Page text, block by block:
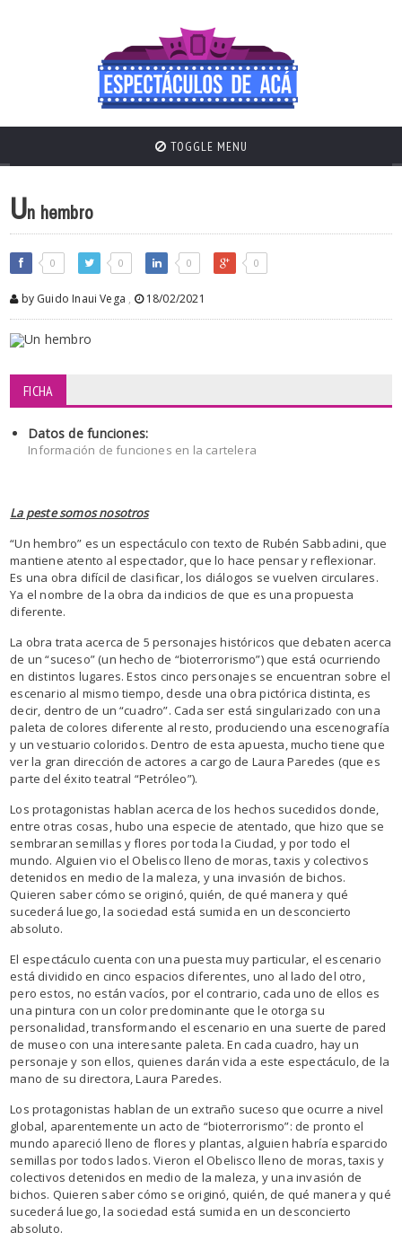
TOGGLE MENU
Un hembro
0 0 0 0
by Guido Inaui Vega , 18/02/2021
FICHA
Datos de funciones:
Información de funciones en la cartelera
La peste somos nosotros
“Un hembro” es un espectáculo con texto de Rubén Sabbadini, que
mantiene atento al espectador, que lo hace pensar y reflexionar.
Es una obra difícil de clasificar, los diálogos se vuelven circulares.
Ya el nombre de la obra da indicios de que es una propuesta
diferente.
La obra trata acerca de 5 personajes históricos que debaten acerca
de un “suceso” (un hecho de “bioterrorismo”) que está ocurriendo
en distintos lugares. Estos cinco personajes se encuentran sobre el
escenario al mismo tiempo, desde una obra pictórica distinta, es
decir, dentro de un “cuadro”. Cada ser está singularizado con una
paleta de colores diferente al resto, produciendo una escenografía
y un vestuario coloridos. Dentro de esta apuesta, mucho tiene que
ver la gran dirección de actores a cargo de Laura Paredes (que es
parte del éxito teatral “Petróleo”).
Los protagonistas hablan acerca de los hechos sucedidos donde,
entre otras cosas, hubo una especie de atentado, que hizo que se
sembraran semillas y flores por toda la Ciudad, y por todo el
mundo. Alguien vio el Obelisco lleno de moras, taxis y colectivos
detenidos en medio de la maleza, y una invasión de bichos.
Quieren saber cómo se originó, quién, de qué manera y qué
sucederá luego, la sociedad está sumida en un desconcierto
absoluto.
El espectáculo cuenta con una puesta muy particular, el escenario
está dividido en cinco espacios diferentes, uno al lado del otro,
pero estos, no están vacíos, por el contrario, cada uno de ellos es
una pintura con un color predominante que le otorga su
personalidad, transformando el escenario en una suerte de pared
de museo con una interesante paleta. En cada cuadro, hay un
personaje y son ellos, quienes darán vida a este espectáculo, de la
mano de su directora, Laura Paredes.
Los protagonistas hablan de un extraño suceso que ocurre a nivel
global, aparentemente un acto de “bioterrorismo”: de pronto el
mundo apareció lleno de flores y plantas, alguien habría esparcido
semillas por todos lados. Vieron el Obelisco lleno de moras, taxis y
colectivos detenidos en medio de la maleza, y una invasión de
bichos. Quieren saber cómo se originó, quién, de qué manera y qué
sucederá luego, la sociedad está sumida en un desconcierto
absoluto.